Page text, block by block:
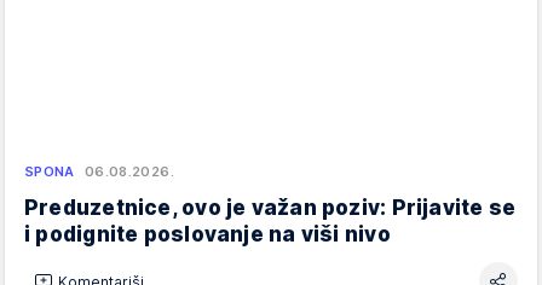
SPONA 06.08.2026.
Preduzetnice, ovo je važan poziv: Prijavite se
i podignite poslovanje na viši nivo